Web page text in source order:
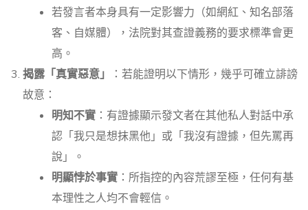
若發言者本身具有一定影響力（如網紅、知名部落
客、自媒體），法院對其查證義務的要求標準會更
高。
揭露「真實惡意」
：若能證明以下情形，幾乎可確立誹謗
故意：
明知不實 ：有證據顯示發文者在其他私人對話中承
認「我只是想抹黑他」或「我沒有證據，但先罵再
說」。
明顯悖於事實 ：所指控的內容荒謬至極，任何有基
本理性之人均不會輕信。